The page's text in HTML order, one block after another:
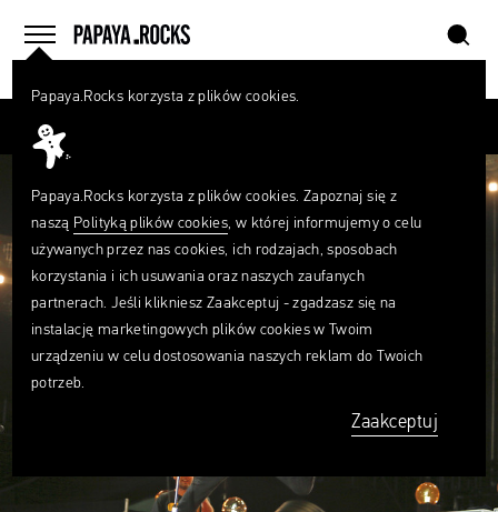
menu
home szukaj
Papaya.Rocks korzysta z plików cookies.
Papaya.Rocks korzysta z plików cookies. Zapoznaj się z
naszą Polityką plików cookies, w której informujemy o celu
używanych przez nas cookies, ich rodzajach, sposobach
korzystania i ich usuwania oraz naszych zaufanych
partnerach. Jeśli klikniesz Zaakceptuj - zgadzasz się na
instalację marketingowych plików cookies w Twoim
urządzeniu w celu dostosowania naszych reklam do Twoich
potrzeb.
Zaakceptuj
Czego
szukasz?